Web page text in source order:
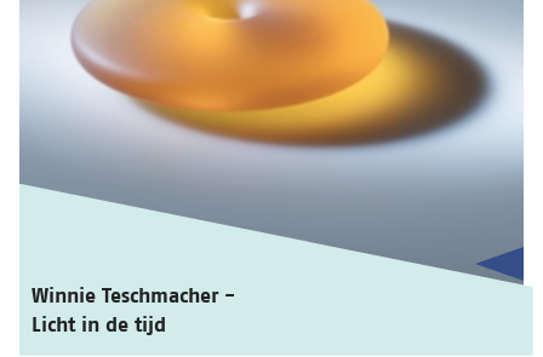
Winnie Teschmacher -
Licht in de tijd